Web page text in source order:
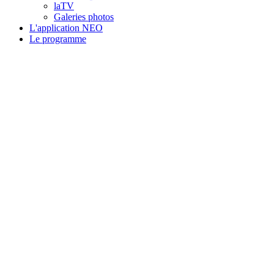
laTV
Galeries photos
L'application NEO
Le programme